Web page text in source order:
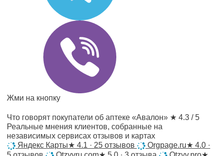
Жми на кнопку
Что говорят покупатели об аптеке «Авалон» ★ 4.3 / 5
Реальные мнения клиентов, собранные на
независимых сервисах отзывов и картах
Яндекс Карты★ 4.1 · 25 отзывов Orgpage.ru★ 4.0 ·